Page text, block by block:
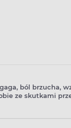
ból brzucha,
ze skutkami